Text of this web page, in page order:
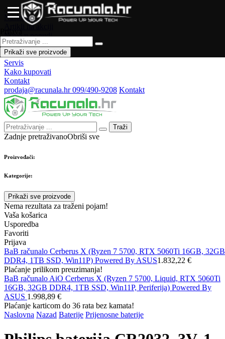
Naslovna
Artikli na akciji
Novo u ponudi
Česta pitanja
Forum
Servis
Kako kupovati
Kontakt
prodaja@racunala.hr099/490-9208 Kontakt
Traži
Zadnje pretraživanoObriši sve
Proizvođači:
Kategorije:
Prikaži sve proizvode
Nema rezultata za traženi pojam!
Vaša košarica
Usporedba
Favoriti
Prijava
Prikaži sve proizvode
BaB računalo Cerberus X (Ryzen 7 5700, RTX 5060Ti 16GB, 32GB
DDR4, 1TB SSD, Win11P) Powered By ASUS1.832,22 €
Plaćanje prilikom preuzimanja!
BaB računalo AiO Cerberus X (Ryzen 7 5700, Liquid, RTX 5060Ti
16GB, 32GB DDR4, 1TB SSD, Win11P, Periferija) Powered By
ASUS 1.998,89 €
Plaćanje karticom do 36 rata bez kamata!
Naslovna Nazad Baterije Prijenosne baterije